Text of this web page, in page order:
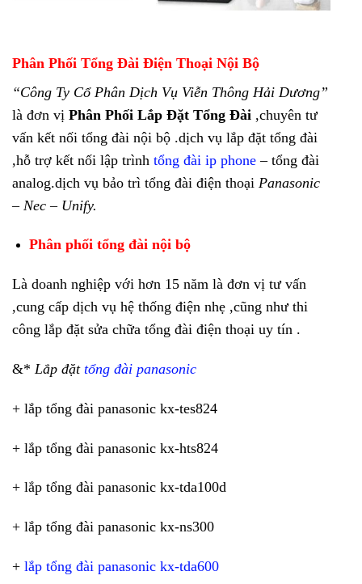
Phân Phối Tổng Đài Điện Thoại Nội Bộ
“Công Ty Cổ Phân Dịch Vụ Viễn Thông Hải Dương”
là đơn vị Phân Phối Lắp Đặt Tổng Đài ,chuyên tư
vấn kết nối tổng đài nội bộ .dịch vụ lắp đặt tổng đài
,hỗ trợ kết nối lập trình tổng đài ip phone – tổng đài
analog.dịch vụ bảo trì tổng đài điện thoại Panasonic
– Nec – Unify.
Phân phối tổng đài nội bộ
Là doanh nghiệp với hơn 15 năm là đơn vị tư vấn
,cung cấp dịch vụ hệ thống điện nhẹ ,cũng như thi
công lắp đặt sửa chữa tổng đài điện thoại uy tín .
&* Lắp đặt tổng đài panasonic
+ lắp tổng đài panasonic kx-tes824
+ lắp tổng đài panasonic kx-hts824
+ lắp tổng đài panasonic kx-tda100d
+ lắp tổng đài panasonic kx-ns300
+ lắp tổng đài panasonic kx-tda600